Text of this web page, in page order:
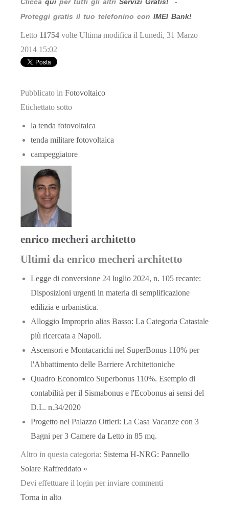
Proteggi gratis il tuo telefonino con IMEI Bank!
Letto 11754 volte Ultima modifica il Lunedì, 31 Marzo
2014 15:02
Pubblicato in Fotovoltaico
Etichettato sotto
la tenda fotovoltaica
tenda militare fotovoltaica
campeggiatore
enrico mecheri architetto
Ultimi da enrico mecheri architetto
Legge di conversione 24 luglio 2024, n. 105 recante:
Disposizioni urgenti in materia di semplificazione
edilizia e urbanistica.
Alloggio Improprio alias Basso: La Categoria Catastale
più ricercata a Napoli.
Ascensori e Montacarichi nel SuperBonus 110% per
l'Abbattimento delle Barriere Architettoniche
Quadro Economico Superbonus 110%. Esempio di
contabilità per il Sismabonus e l'Ecobonus ai sensi del
D.L. n.34/2020
Progetto nel Palazzo Ottieri: La Casa Vacanze con 3
Bagni per 3 Camere da Letto in 85 mq.
Altro in questa categoria: Sistema H-NRG: Pannello
Solare Raffreddato »
Devi effettuare il login per inviare commenti
Torna in alto